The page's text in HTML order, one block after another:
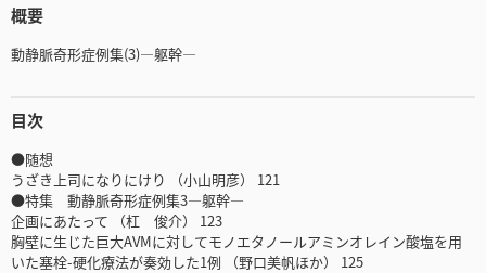
概要
動静脈奇形症例集(3)―躯幹―
目次
●随想
うざき上司になりにけり （小山明彦） 121
●特集 動静脈奇形症例集3―躯幹―
企画にあたって （杠 俊介） 123
胸壁に生じた巨大AVMに対してモノエタノールアミンオレイン酸塩を用
いた塞栓-硬化療法が奏効した1例 （野口美帆ほか） 125